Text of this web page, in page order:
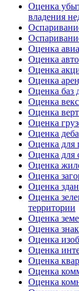
Оценка
владения
Оценка
Оценка
Оценка
Оценка
Оценка баз
Оценка
Оценка
Оценка
Оценка
Оценка для
Оценка для
Оценка
Оценка
Оценка
Оценка
территории
Оценка
Оценка
Оценка
Оценка
Оценка
Оценка
Оценка